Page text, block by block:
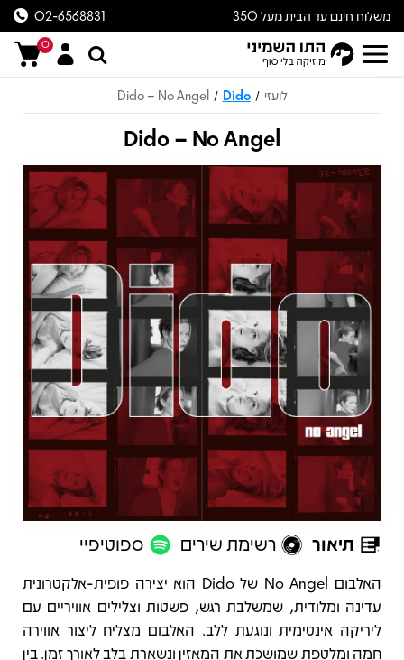
משלוח חינם עד הבית מעל 350
ש״ח
02-6568831
0
לועזי /
Dido
/
Dido – No Angel
Dido – No Angel
תיאור רשימת שירים ספוטיפיי
תיאור
האלבום No Angel של Dido הוא יצירה פופית-אלקטרונית
עדינה ומלודית, שמשלבת רגש, פשטות וצלילים אוויריים עם
ליריקה אינטימית ונוגעת ללב. האלבום מצליח ליצור אווירה
חמה ומלטפת שמושכת את המאזין ונשארת בלב לאורך זמן. בין